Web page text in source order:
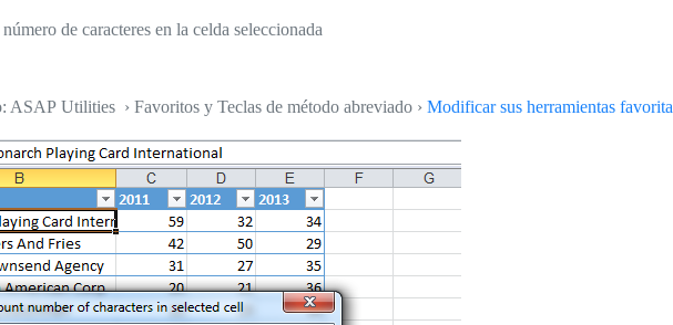
de caracteres en la celda seleccionada
ASAP Utilities › Favoritos y Teclas de método abreviado › Modificar sus herramientas